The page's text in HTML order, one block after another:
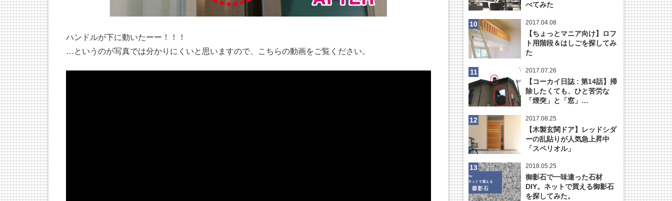
ハンドルが下に動いたーー！！！
…というのが写真では分かりにくいと思いますので、こちらの動画をご覧ください。
べてみた
2017.04.08
【ちょっとマニア向け】ロフ
ト用階段＆はしごを探してみ
た
2017.07.26
【コーカイ日誌 : 第14話】掃
除したくても、ひと苦労な
「煙突」と「窓」…
2017.08.25
【木製玄関ドア】レッドシダ
ーの乱貼りが人気急上昇中
「スペリオル」
2018.05.25
御影石で一味違った石材
DIY。ネットで買える御影石
を探してみた。